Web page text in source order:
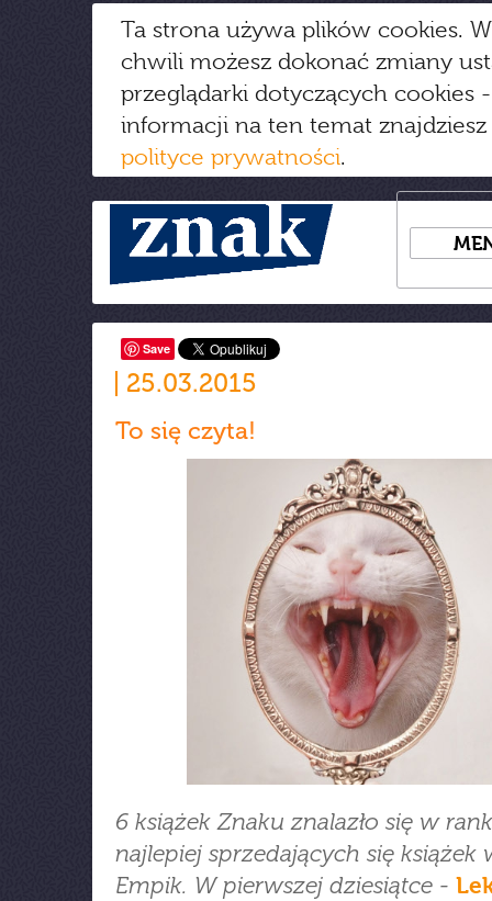
Ta strona używa plików cookies.
chwili możesz dokonać zmiany
przeglądarki dotyczących cookies
informacji na ten temat
polityce prywatności.
Save
25.03.2015
To się czyta!
6 książek Znaku znalazło się w
najlepiej sprzedających się książek
Empik. W pierwszej dziesiątce -